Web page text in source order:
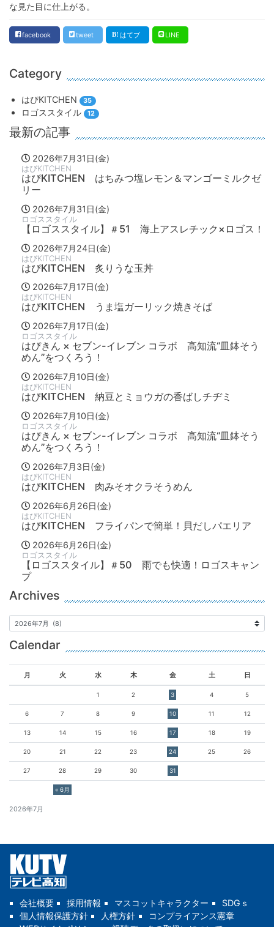
な見た目に仕上がる。
facebook tweet はてブ LINE
Category
はぴKITCHEN 35
ロゴススタイル 12
最新の記事
2026年7月31日(金)
はぴKITCHEN
はぴKITCHEN はちみつ塩レモン＆マンゴーミルクゼ
リー
2026年7月31日(金)
ロゴススタイル
【ロゴススタイル】＃51 海上アスレチック×ロゴス！
2026年7月24日(金)
はぴKITCHEN
はぴKITCHEN 炙りうな玉丼
2026年7月17日(金)
はぴKITCHEN
はぴKITCHEN うま塩ガーリック焼きそば
2026年7月17日(金)
ロゴススタイル
はぴきん × セブン-イレブン コラボ 高知流“皿鉢そう
めん”をつくろう！
2026年7月10日(金)
はぴKITCHEN
はぴKITCHEN 納豆とミョウガの香ばしチヂミ
2026年7月10日(金)
ロゴススタイル
はぴきん × セブン-イレブン コラボ 高知流“皿鉢そう
めん”をつくろう！
2026年7月3日(金)
はぴKITCHEN
はぴKITCHEN 肉みそオクラそうめん
2026年6月26日(金)
はぴKITCHEN
はぴKITCHEN フライパンで簡単！貝だしパエリア
2026年6月26日(金)
ロゴススタイル
【ロゴススタイル】＃50 雨でも快適！ロゴスキャン
プ
Archives
Calendar
2026年7月
月 火 水 木 金 土 日
« 6月
1 2 3 4 5
6 7 8 9 10 11 12
13 14 15 16 17 18 19
20 21 22 23 24 25 26
27 28 29 30 31
会社概要 採用情報 マスコットキャラクター
SDGｓ
個人情報保護方針
人権方針
コンプライアンス憲章